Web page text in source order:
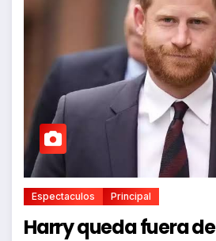
Espectaculos Principal
Harry queda fuera de